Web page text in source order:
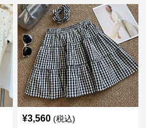
¥3,560 (税込)